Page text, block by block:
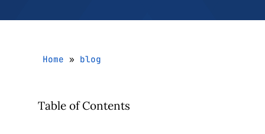
Home » blog
Table of Contents